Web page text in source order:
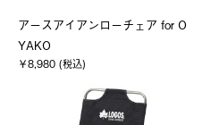
アースアイアンローチェア for O
YAKO
￥8,980 (税込)